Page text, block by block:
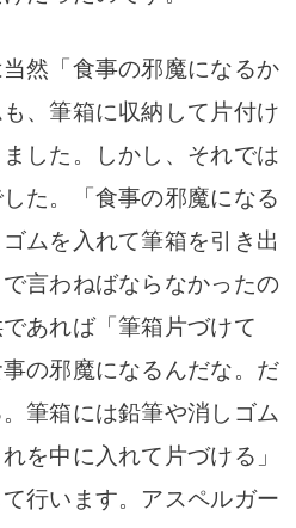
然「食事の邪魔になるか
、筆箱に収納して片付け
した。
しかし、それでは
た。
「食事の邪魔になる
ムを入れて筆箱を引き出
言わねばならなかったの
あれば「筆箱片づけて
の邪魔になるんだな。だ
筆箱には鉛筆や消しゴム
を中に入れて片づける」
行います。アスペルガー